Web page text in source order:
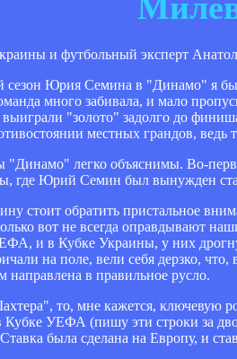
и футбольный эксперт
Юрия Семина в "Динамо" я бы
много забивала, и мало
"золото" задолго до
местных грандов, ведь
легко объяснимы. Во-
где Юрий Семин был вынужден
стоит обратить пристальное
вот не всегда оправдывают
и в Кубке Украины, у них
на поле, вели себя дерзко,
направлена в правильное русло.
то, мне кажется, ключевую
Кубке УЕФА (пишу эти строки за
была сделана на Европу, и